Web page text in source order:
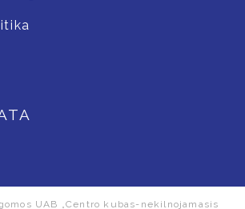
UAB „Centro kubas-nekilnojamasis